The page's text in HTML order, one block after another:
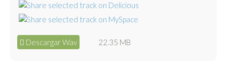
Descargar Wav 22.35 MB